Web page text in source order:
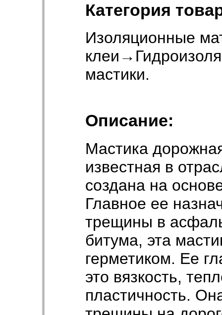
Категория
Изоляционные
клеи →
мастики.
Описание:
Мастика
известная в
создана на
Главное ее
трещины в
битума, эта
герметиком. Ее
это вязкость,
пластичность.